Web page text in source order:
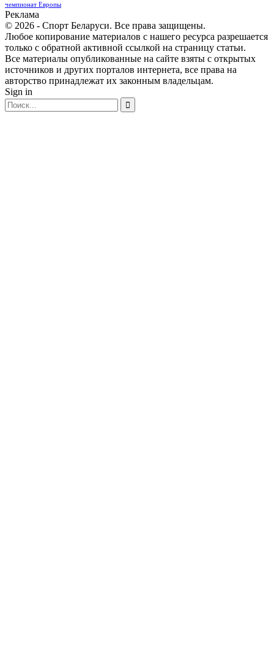
чемпионат Европы
Реклама
© 2026 - Спорт Беларуси. Все права защищены.
Любое копирование материалов с нашего ресурса разрешается
только с обратной активной ссылкой на страницу статьи.
Все материалы опубликованные на сайте взяты с открытых
источников и других порталов интернета, все права на
авторство принадлежат их законным владельцам.
Sign in